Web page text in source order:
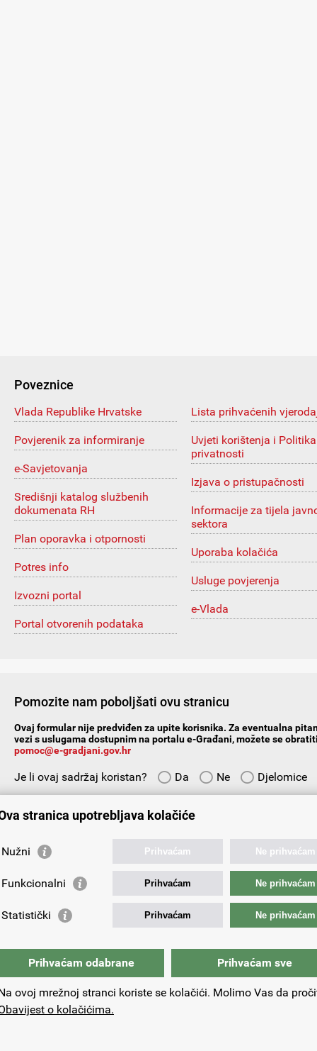
Poveznice
Vlada Republike Hrvatske
Povjerenik za informiranje
e-Savjetovanja
Središnji katalog službenih
dokumenata RH
Plan oporavka i otpornosti
Potres info
Izvozni portal
Portal otvorenih podataka
Lista prihvaćenih
Uvjeti korištenja i Politika
privatnosti
Izjava o pristupačnosti
Informacije za tijela
sektora
Uporaba kolačića
Usluge povjerenja
e-Vlada
Pomozite nam poboljšati ovu stranicu
Ovaj formular nije predviđen za upite korisnika. Za eventualna
vezi s uslugama dostupnim na portalu e-Građani, možete se
pomoc@e-gradjani.gov.hr
Je li ovaj sadržaj koristan? Da Ne
Djelomice
stranica upotrebljava kolačiće
Nužni Prihvaćam Ne prihvaćam
Funkcionalni Prihvaćam Ne prihvaćam
Statistički Prihvaćam Ne prihvaćam
Prihvaćam odabrane Prihvaćam sve
ovoj mrežnoj stranci koriste se kolačići. Molimo Vas da
o kolačićima.